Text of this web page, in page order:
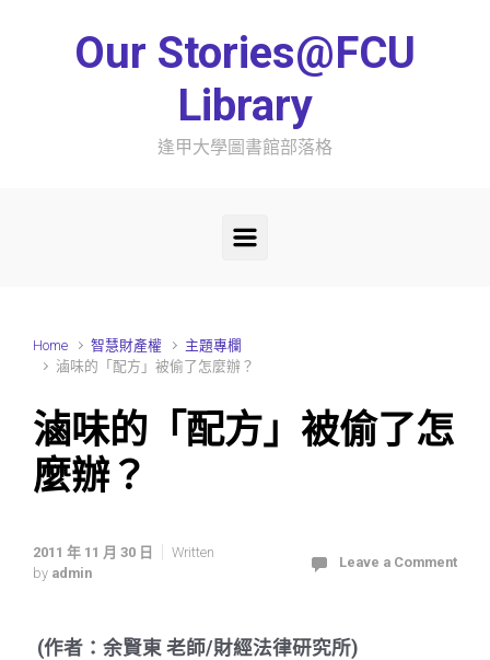
Our Stories@FCU
Library
逢甲大學圖書館部落格
Home 智慧財產權
主題專欄
滷味的「配方」被偷了怎麼辦？
滷味的「配方」被偷了怎
麼辦？
2011 年 11 月 30 日
Written
by admin
Leave a Comment
(作者：余賢東 老師/財經法律研究所)